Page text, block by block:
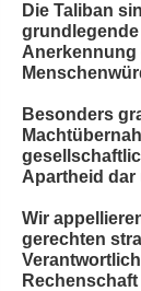
Die Taliban
Anerkennung
Besonders
Apartheid dar
Wir
gerechten